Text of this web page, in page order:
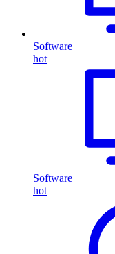
Software
hot
Software
hot